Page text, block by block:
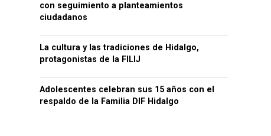
con seguimiento a planteamientos
ciudadanos
La cultura y las tradiciones de Hidalgo,
protagonistas de la FILIJ
Adolescentes celebran sus 15 años con el
respaldo de la Familia DIF Hidalgo